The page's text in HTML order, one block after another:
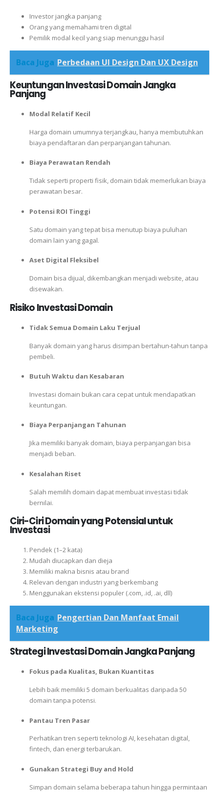
Investor jangka panjang
Orang yang memahami tren digital
Pemilik modal kecil yang siap menunggu hasil
Baca Juga Perbedaan UI Design Dan UX Design
Keuntungan Investasi Domain Jangka
Panjang
Modal Relatif Kecil
Harga domain umumnya terjangkau, hanya membutuhkan
biaya pendaftaran dan perpanjangan tahunan.
Biaya Perawatan Rendah
Tidak seperti properti fisik, domain tidak memerlukan biaya
perawatan besar.
Potensi ROI Tinggi
Satu domain yang tepat bisa menutup biaya puluhan
domain lain yang gagal.
Aset Digital Fleksibel
Domain bisa dijual, dikembangkan menjadi website, atau
disewakan.
Risiko Investasi Domain
Tidak Semua Domain Laku Terjual
Banyak domain yang harus disimpan bertahun-tahun tanpa
pembeli.
Butuh Waktu dan Kesabaran
Investasi domain bukan cara cepat untuk mendapatkan
keuntungan.
Biaya Perpanjangan Tahunan
Jika memiliki banyak domain, biaya perpanjangan bisa
menjadi beban.
Kesalahan Riset
Salah memilih domain dapat membuat investasi tidak
bernilai.
Ciri-Ciri Domain yang Potensial untuk
Investasi
Pendek (1–2 kata)
Mudah diucapkan dan dieja
Memiliki makna bisnis atau brand
Relevan dengan industri yang berkembang
Menggunakan ekstensi populer (.com, .id, .ai, dll)
Baca Juga Pengertian Dan Manfaat Email
Marketing
Strategi Investasi Domain Jangka Panjang
Fokus pada Kualitas, Bukan Kuantitas
Lebih baik memiliki 5 domain berkualitas daripada 50
domain tanpa potensi.
Pantau Tren Pasar
Perhatikan tren seperti teknologi AI, kesehatan digital,
fintech, dan energi terbarukan.
Gunakan Strategi Buy and Hold
Simpan domain selama beberapa tahun hingga permintaan